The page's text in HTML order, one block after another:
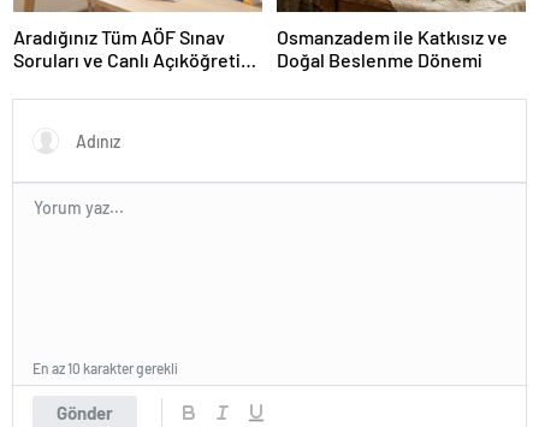
Aradığınız Tüm AÖF Sınav
Soruları ve Canlı Açıköğretim
Osmanzadem ile Katkısız ve
Doğal Beslenme Dönemi
Gönder
En az 10 karakter gerekli